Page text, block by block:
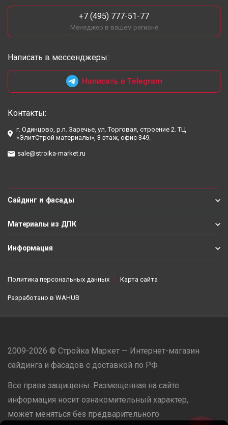
+7 (495) 777-51-77
Менеджер в вашем регионе
Написать в мессенджеры:
Написать в Telegram
Контакты:
г. Одинцово, р.п. Заречье, ул. Торговая, строение 2. ТЦ
«ЭлитСтрой материалы», 3 этаж, офис 349.
sale@stroika-market.ru
Сайдинг и фасады
Материалы из ДПК
Информация
Политика персональных данных Карта сайта
Разработано в WAHUB
2009-2026 © Стройка Маркет — Интернет-магазин
сайдинга и фасадов с доставкой по РФ
Все права защищены. Размещенная на сайте
информация носит ознакомительный характер,
может меняться без предварительного